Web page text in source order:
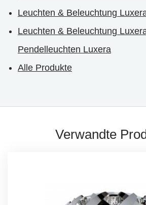
Leuchten & Beleuchtung
Leuchten & Beleuchtung
Pendelleuchten Luxera
Alle Produkte
Verwandte